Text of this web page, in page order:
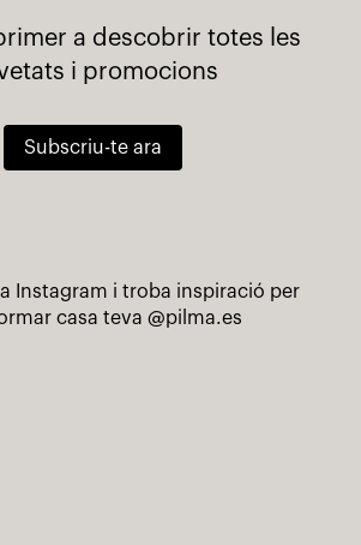
a descobrir totes les
i promocions
Subscriu-te ara
Instagram i troba inspiració per
casa teva @pilma.es